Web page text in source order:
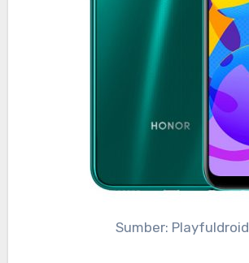
Sumber: Playfuldroid